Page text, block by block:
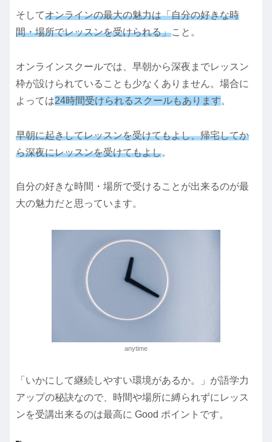
そしてオンラインの最大の魅力は「自分の好きな時
間・場所でレッスンを受けられる」こと。
オンラインスクールでは、早朝から深夜までレッスン
枠が設けられていることも少なくありません。場合に
よっては24時間受けられるスクールもあります。
早朝に起きしてレッスンを受けてもよし、帰宅してか
ら深夜にレッスンを受けてもよし。
自分の好きな時間・場所で受けることが出来るのが最
大の魅力だと思っています。
anytime
「いかにして継続しやすい環境があるか。」が語学力
アップの秘訣なので、時間や場所に縛られずにレッス
ンを受講出来るのは最高に Good ポイントです。